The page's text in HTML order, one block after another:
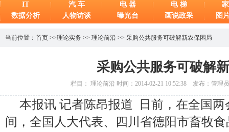
IT
汽 车 电 器 电 梯
数据分析
人物访谈 曝光台 画说政采 图
当前位置： 首页 >>理论实务 >> 理论前沿 >> 采购公共服务可破解新农保困局
采购公共服务可破解
栏目： 理论前沿 时间：2014-02-21 10:52:38 发布：管理
本报讯 记者陈昂报道 日前，在全国
间，全国人大代表、四川省德阳市畜牧